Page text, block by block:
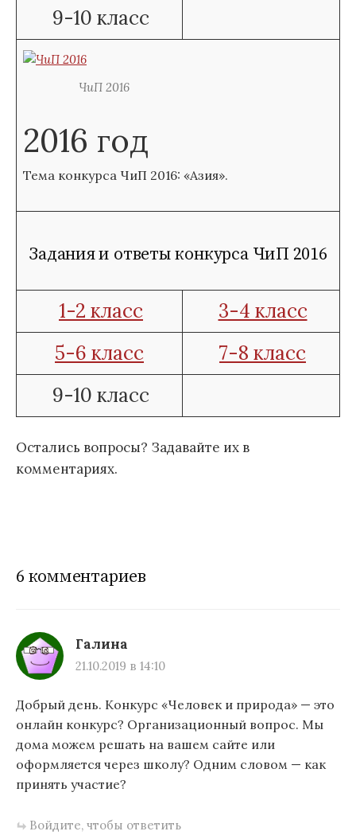
9-10 класс
ЧиП 2016
2016 год
Тема конкурса ЧиП 2016: «Азия».
Задания и ответы конкурса ЧиП 2016
1-2 класс
3-4 класс
5-6 класс
7-8 класс
9-10 класс
Остались вопросы? Задавайте их в
комментариях.
6 комментариев
Галина
21.10.2019 в 14:10
Добрый день. Конкурс «Человек и природа» — это
онлайн конкурс? Организационный вопрос. Мы
дома можем решать на вашем сайте или
оформляется через школу? Одним словом — как
принять участие?
Войдите, чтобы ответить